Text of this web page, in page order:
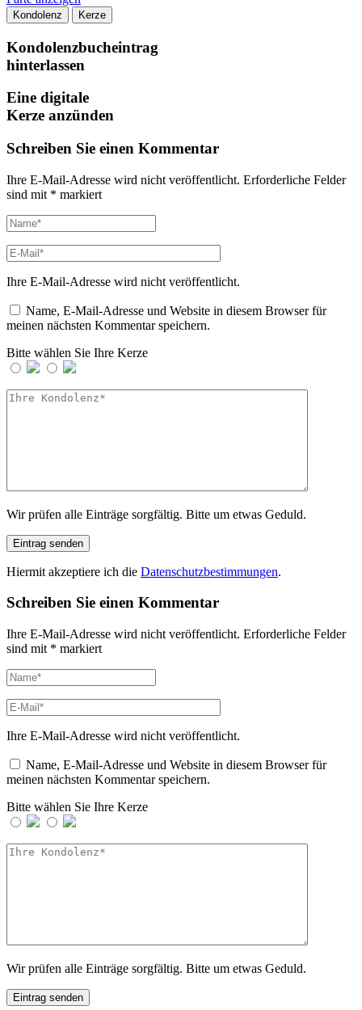
Kondolenz Kerze
Kondolenzbucheintrag
hinterlassen
Eine digitale
Kerze anzünden
Schreiben Sie einen Kommentar
Ihre E-Mail-Adresse wird nicht veröffentlicht. Erforderliche Felder
sind mit * markiert
Ihre E-Mail-Adresse wird nicht veröffentlicht.
Name, E-Mail-Adresse und Website in diesem Browser für
meinen nächsten Kommentar speichern.
Bitte wählen Sie Ihre Kerze
Wir prüfen alle Einträge sorgfältig. Bitte um etwas Geduld.
Hiermit akzeptiere ich die Datenschutzbestimmungen.
Schreiben Sie einen Kommentar
Ihre E-Mail-Adresse wird nicht veröffentlicht. Erforderliche Felder
sind mit * markiert
Ihre E-Mail-Adresse wird nicht veröffentlicht.
Name, E-Mail-Adresse und Website in diesem Browser für
meinen nächsten Kommentar speichern.
Bitte wählen Sie Ihre Kerze
Wir prüfen alle Einträge sorgfältig. Bitte um etwas Geduld.